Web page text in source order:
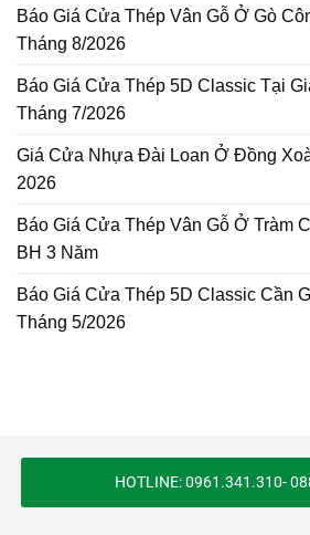
Báo Giá Cửa Thép Vân Gỗ Ở Gò
Tháng 8/2026
Báo Giá Cửa Thép 5D Classic Tại
Tháng 7/2026
Giá Cửa Nhựa Đài Loan Ở Đồng
2026
Báo Giá Cửa Thép Vân Gỗ Ở Tràm
BH 3 Năm
Báo Giá Cửa Thép 5D Classic Cần
Tháng 5/2026
HOTLINE: 0961.341.310-